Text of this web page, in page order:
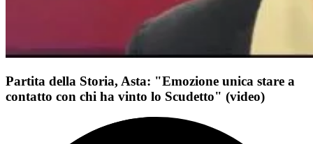
Partita della Storia, Asta: "Emozione unica stare a
contatto con chi ha vinto lo Scudetto" (video)